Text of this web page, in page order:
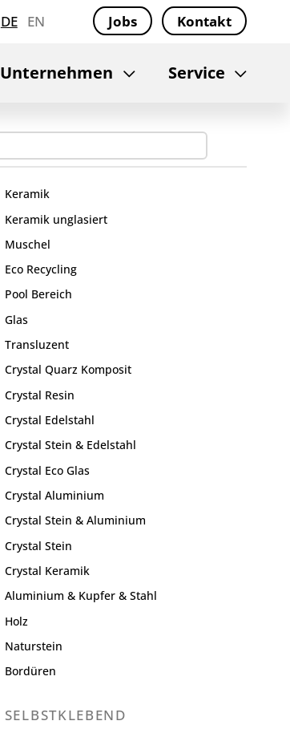
DE EN Jobs Kontakt
Unternehmen Service
Keramik
Keramik unglasiert
Muschel
Eco Recycling
Pool Bereich
Glas
Transluzent
Crystal Quarz Komposit
Crystal Resin
Crystal Edelstahl
Crystal Stein & Edelstahl
Crystal Eco Glas
Crystal Aluminium
Crystal Stein & Aluminium
Crystal Stein
Crystal Keramik
Aluminium & Kupfer & Stahl
Holz
Naturstein
Bordüren
SELBSTKLEBEND